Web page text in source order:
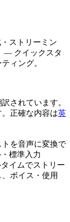
ストリーミン
— クイックスタ
ィング。
されています。
正確な内容は英
を音声に変換で
標準入力
イムでストリー
ボイス・使用